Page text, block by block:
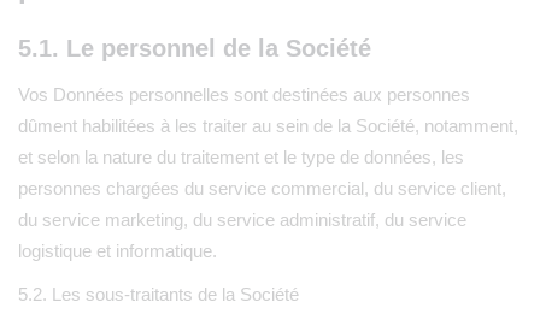
5.1. Le personnel de la Société
Vos Données personnelles sont destinées aux personnes
dûment habilitées à les traiter au sein de la Société, notamment,
et selon la nature du traitement et le type de données, les
personnes chargées du service commercial, du service client,
du service marketing, du service administratif, du service
logistique et informatique.
5.2. Les sous-traitants de la Société